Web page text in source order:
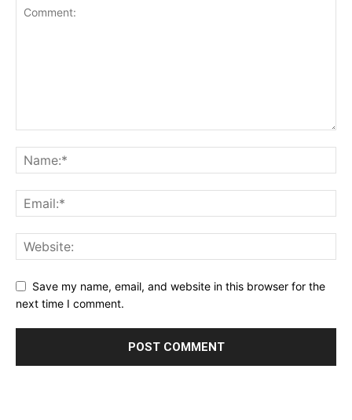
Save my name, email, and website in this browser for the
next time I comment.